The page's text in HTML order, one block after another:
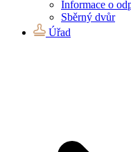
Informace o
Sběrný dvůr
Úřad